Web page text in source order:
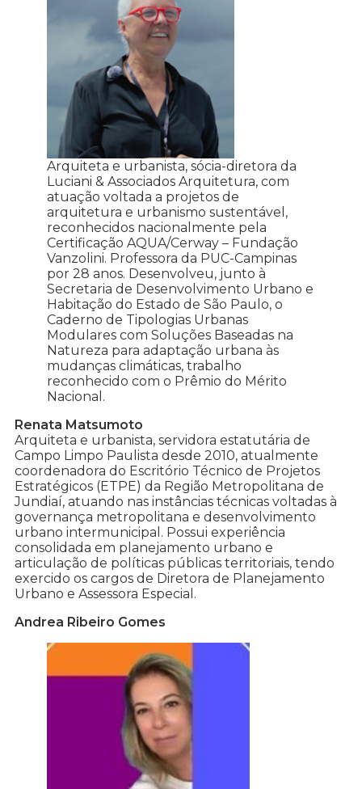
Arquiteta e urbanista, sócia-diretora da
Luciani & Associados Arquitetura, com
atuação voltada a projetos de
arquitetura e urbanismo sustentável,
reconhecidos nacionalmente pela
Certificação AQUA/Cerway – Fundação
Vanzolini. Professora da PUC-Campinas
por 28 anos. Desenvolveu, junto à
Secretaria de Desenvolvimento Urbano e
Habitação do Estado de São Paulo, o
Caderno de Tipologias Urbanas
Modulares com Soluções Baseadas na
Natureza para adaptação urbana às
mudanças climáticas, trabalho
reconhecido com o Prêmio do Mérito
Nacional.
Renata Matsumoto
Arquiteta e urbanista, servidora estatutária de
Campo Limpo Paulista desde 2010, atualmente
coordenadora do Escritório Técnico de Projetos
Estratégicos (ETPE) da Região Metropolitana de
Jundiaí, atuando nas instâncias técnicas voltadas à
governança metropolitana e desenvolvimento
urbano intermunicipal. Possui experiência
consolidada em planejamento urbano e
articulação de políticas públicas territoriais, tendo
exercido os cargos de Diretora de Planejamento
Urbano e Assessora Especial.
Andrea Ribeiro Gomes